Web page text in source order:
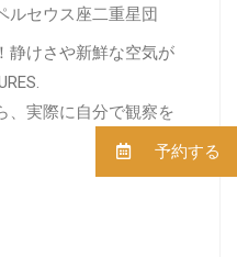
ルセウス座二重星団
静けさや新鮮な空気が
、実際に自分で観察を
予約する